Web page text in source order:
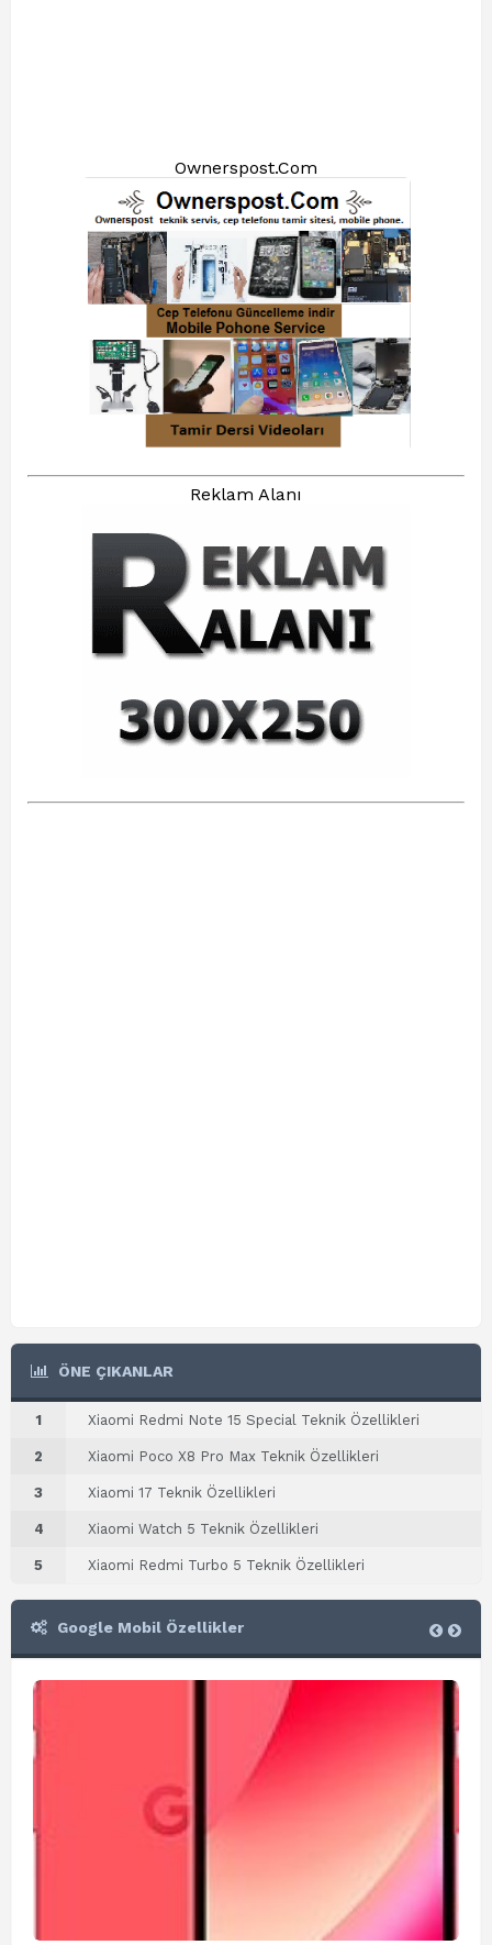
Ownerspost.Com
Reklam Alanı
ÖNE ÇIKANLAR
1 Xiaomi Redmi Note 15 Special Teknik Özellikleri
2 Xiaomi Poco X8 Pro Max Teknik Özellikleri
3 Xiaomi 17 Teknik Özellikleri
4 Xiaomi Watch 5 Teknik Özellikleri
5 Xiaomi Redmi Turbo 5 Teknik Özellikleri
Google Mobil Özellikler